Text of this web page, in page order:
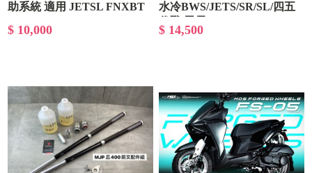
助系統 適用 JETSL FNXBT
$ 10,000
水冷BWS/JETS/SR/SL/四五
$ 14,500